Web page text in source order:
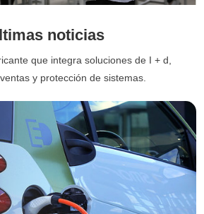
noticias
que integra soluciones de I + d,
y protección de sistemas.